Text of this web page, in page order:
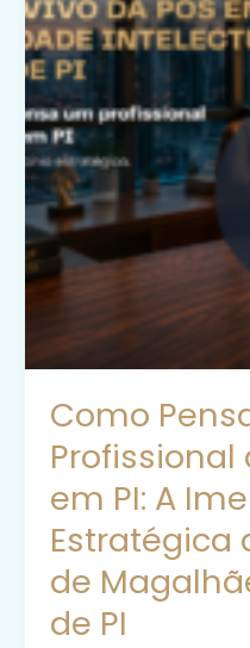
Como
Profissional
em PI: A
Estratégica
de
de PI